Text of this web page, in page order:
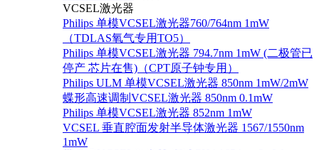
VCSEL激光器
Philips 单模VCSEL激光器760/764nm 1mW
（TDLAS氧气专用TO5）
Philips 单模VCSEL激光器 794.7nm 1mW (二极管已
停产 芯片在售)（CPT原子钟专用）
Philips ULM 单模VCSEL激光器 850nm 1mW/2mW
蝶形高速调制VCSEL激光器 850nm 0.1mW
Philips 单模VCSEL激光器 852nm 1mW
VCSEL 垂直腔面发射半导体激光器 1567/1550nm
1mW